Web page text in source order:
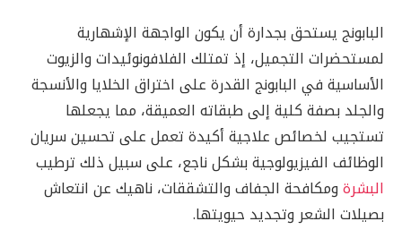
البابونج يستحق بجدارة أن يكون الواجهة الإشهارية
لمستحضرات التجميل، إذ تمتلك الفلافونوئيدات والزيوت
الأساسية في البابونج القدرة على اختراق الخلايا والأنسجة
والجلد بصفة كلية إلى طبقاته العميقة، مما يجعلها
تستجيب لخصائص علاجية أكيدة تعمل على تحسين سريان
الوظائف الفيزيولوجية بشكل ناجع، على سبيل ذلك ترطيب
البشرةومكافحة الجفاف والتشققات، ناهيك عن انتعاش
بصيلات الشعر وتجديد حيويتها.